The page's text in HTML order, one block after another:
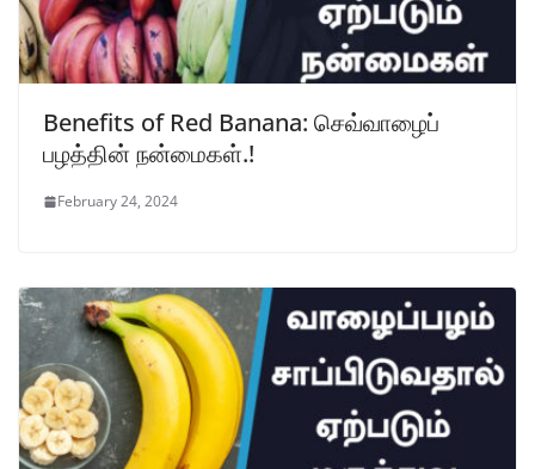
Benefits of Red Banana: செவ்வாழைப்
பழத்தின் நன்மைகள்.!
February 24, 2024